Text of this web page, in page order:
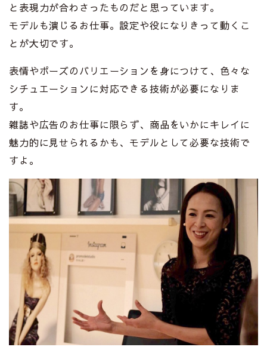
と表現力が合わさったものだと思っています。
モデルも演じるお仕事。設定や役になりきって動くこ
とが大切です。
表情やポーズのバリエーションを身につけて、色々な
シチュエーションに対応できる技術が必要になりま
す。
雑誌や広告のお仕事に限らず、商品をいかにキレイに
魅力的に見せられるかも、モデルとして必要な技術で
すよ。